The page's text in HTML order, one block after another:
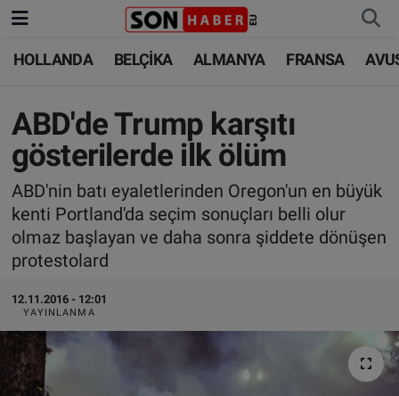
HOLLANDA BELÇİKA ALMANYA FRANSA
ABD'de Trump karşıtı
gösterilerde ilk ölüm
ABD'nin batı eyaletlerinden Oregon'un en büyük
kenti Portland'da seçim sonuçları belli olur
olmaz başlayan ve daha sonra şiddete dönüşen
protestolard
12.11.2016 - 12:01
YAYINLANMA
HOLLANDA
BELÇİKA
ALMANYA
FRANSA
AVUSTURYA
SAĞLIK - YAŞAM
BİLİM-TEKNOLOJİ
HOLLANDA
BELÇİKA
ALMANYA
TÜRKİYE
DÜNYA
BİLİM-TEKNOLOJİ
SAĞLIK
FOTO GALERİ
Nöbetçi Eczaneler
Hava Durumu
Trafik Durumu
Süper Lig Puan Durumu ve Fikstür
Tüm Manşetler
Son Dakika Haberleri
Haber Arşivi